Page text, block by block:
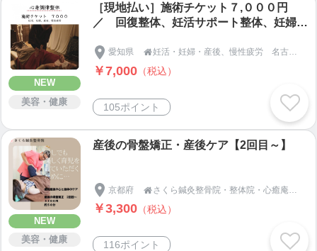
NEW
美容・健康
［現地払い］施術チケット７,０００円
／ 回復整体、妊活サポート整体、妊婦整
愛知県  妊活・妊婦・産後、慢性疲労 名古屋市天白区の【整体＆足つぼ 和恩（わおん）】
￥7,000 （税込）
105ポイント
NEW
美容・健康
産後の骨盤矯正・産後ケア【2回目～】
京都府 
￥3,300 （税込）
116ポイント